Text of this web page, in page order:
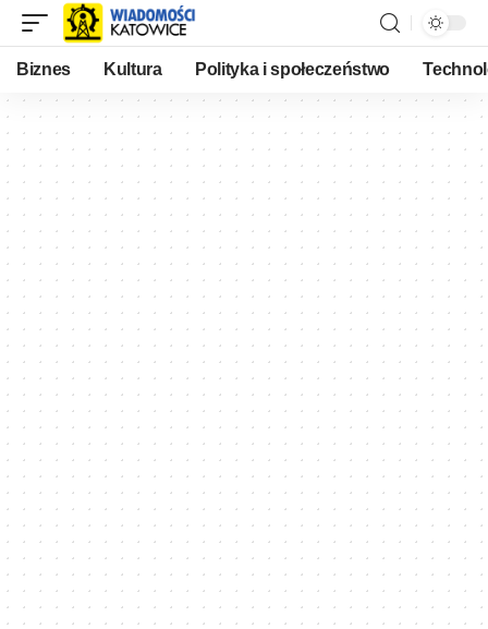
Biznes Kultura Polityka i społeczeństwo